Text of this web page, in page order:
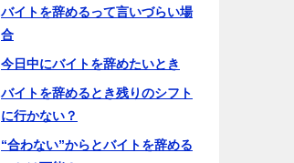
バイトを辞めるって言いづらい場
合
今日中にバイトを辞めたいとき
バイトを辞めるとき残りのシフト
に行かない？
“合わない”からとバイトを辞める